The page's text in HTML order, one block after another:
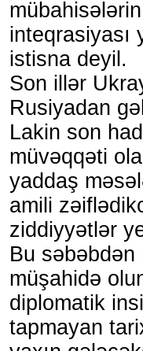
inteqrasiyası
istisna deyil.
Son illər
Rusiyadan
Lakin son
müvəqqəti
yaddaş
amili
ziddiyyətlər
Bu
müşahidə
diplomatik
tapmayan